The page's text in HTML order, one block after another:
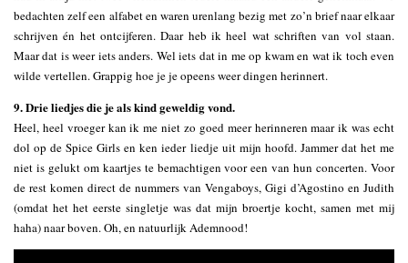
bedachten zelf een alfabet en waren urenlang bezig met zo’n brief naar elkaar
schrijven én het ontcijferen. Daar heb ik heel wat schriften van vol staan.
Maar dat is weer iets anders. Wel iets dat in me op kwam en wat ik toch even
wilde vertellen. Grappig hoe je je opeens weer dingen herinnert.
9. Drie liedjes die je als kind geweldig vond.
Heel, heel vroeger kan ik me niet zo goed meer herinneren maar ik was echt
dol op de Spice Girls en ken ieder liedje uit mijn hoofd. Jammer dat het me
niet is gelukt om kaartjes te bemachtigen voor een van hun concerten. Voor
de rest komen direct de nummers van Vengaboys, Gigi d’Agostino en Judith
(omdat het het eerste singletje was dat mijn broertje kocht, samen met mij
haha) naar boven. Oh, en natuurlijk Ademnood!